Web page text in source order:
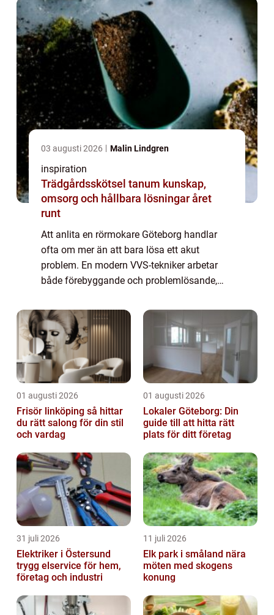
03 augusti 2026 Malin Lindgren
inspiration
Trädgårdsskötsel tanum kunskap,
omsorg och hållbara lösningar året
runt
Att anlita en rörmokare Göteborg handlar
ofta om mer än att bara lösa ett akut
problem. En modern VVS-tekniker arbetar
både förebyggande och problemlösande,
och långsiktigt hållbara installationer. För
privat...
01 augusti 2026
Frisör linköping så hittar
du rätt salong för din stil
och vardag
01 augusti 2026
Lokaler Göteborg: Din
guide till att hitta rätt
plats för ditt företag
31 juli 2026
Elektriker i Östersund
trygg elservice för hem,
företag och industri
11 juli 2026
Elk park i småland nära
möten med skogens
konung